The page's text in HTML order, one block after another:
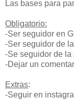
Las bases para
Obligatorio:
-Ser seguidor en
-Ser seguidor de
-Se seguidor de la
-Dejar un
Extras:
-Seguir en